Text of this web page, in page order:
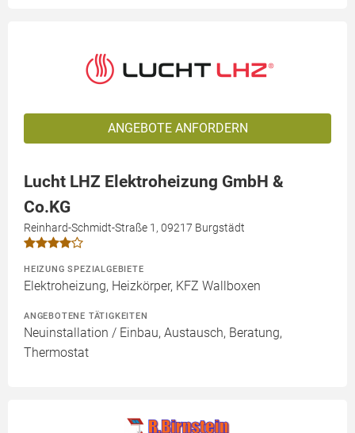
ANGEBOTE ANFORDERN
Lucht LHZ Elektroheizung GmbH &
Co.KG
Reinhard-Schmidt-Straße 1, 09217 Burgstädt
HEIZUNG SPEZIALGEBIETE
Elektroheizung, Heizkörper, KFZ Wallboxen
ANGEBOTENE TÄTIGKEITEN
Neuinstallation / Einbau, Austausch, Beratung,
Thermostat